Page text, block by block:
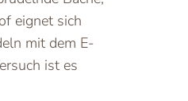
eignet sich
mit dem E-
ist es